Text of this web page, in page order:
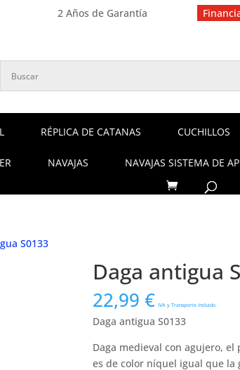
2 Años de Garantía
RÉPLICA DE CATANAS CUCHILLOS
NAVAJAS NAVAJAS SISTEMA DE
S0133
Daga antigua
22,99 € IVA y Transporte Incluido
Daga antigua S0133
Daga medieval con agujero,
es de color níquel igual que la